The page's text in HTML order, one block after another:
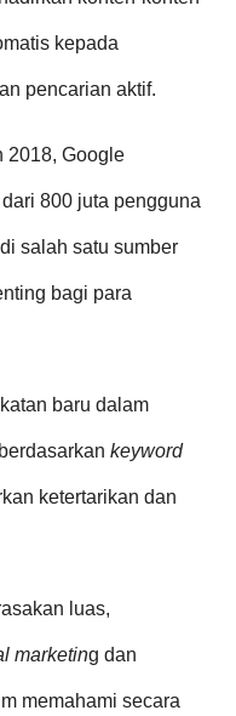
kepada
pencarian aktif.
2018, Google
800 juta pengguna
salah satu sumber
bagi para
baru dalam
keyword
ketertarikan dan
luas,
marketing dan
memahami secara